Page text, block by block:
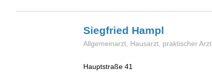
Siegfried Hampl
Allgemeinarzt, Hausarzt, praktischer Arzt
Hauptstraße 41